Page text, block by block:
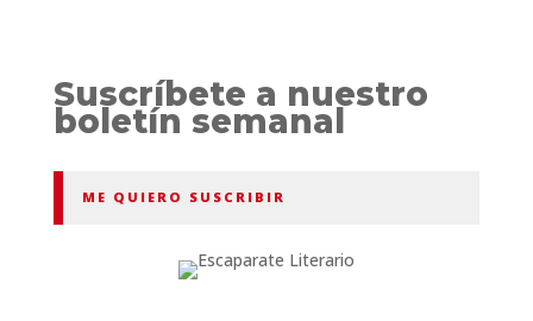
Suscríbete a nuestro
boletín semanal
ME QUIERO SUSCRIBIR